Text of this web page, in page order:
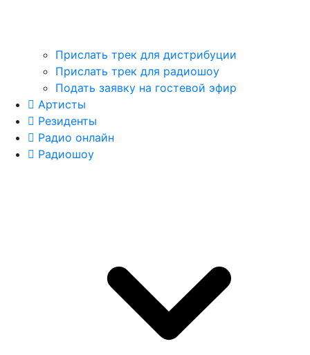
Прислать трек для дистрибуции
Прислать трек для радиошоу
Подать заявку на гостевой эфир
Артисты
Резиденты
Радио онлайн
Радиошоу